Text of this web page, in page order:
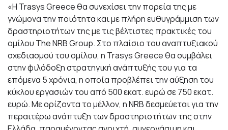
«Η Trasys Greece θα συνεχίσει την πορεία της με
γνώμονα την ποιότητα και με πλήρη ευθυγράμμιση των
δραστηριοτήτων της με τις βέλτιστες πρακτικές του
ομίλου The NRB Group. Στο πλαίσιο του αναπτυξιακού
σχεδιασμού του ομίλου, η Trasys Greece θα συμβάλει
στην φιλόδοξη στρατηγική ανάπτυξής του για τα
επόμενα 5 χρόνια, η οποία προβλέπει την αύξηση του
κύκλου εργασιών του από 500 εκατ. ευρώ σε 750 εκατ.
ευρώ. Με ορίζοντα το μέλλον, η NRB δεσμεύεται για την
περαιτέρω ανάπτυξη των δραστηριοτήτων της στην